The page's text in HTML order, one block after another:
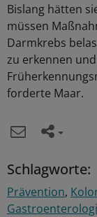
Bislang hätten
müssen
Darmkrebs
zu erkennen
forderte Maar.
Schlagworte:
Prävention